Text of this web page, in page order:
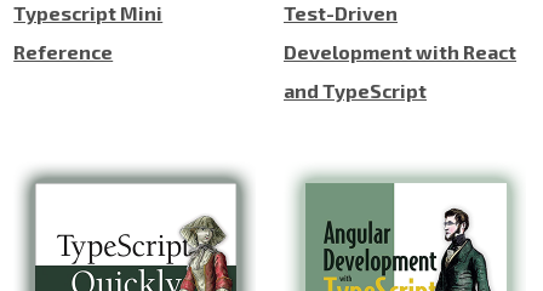
Typescript Mini
Reference
Test-Driven
Development with React
and TypeScript